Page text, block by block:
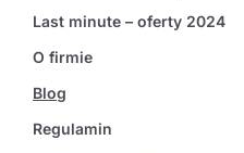
Last minute – oferty 2024
O firmie
Blog
Regulamin